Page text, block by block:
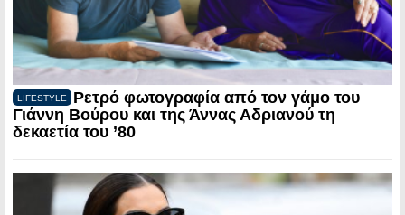
LIFESTYLE
Ρετρό φωτογραφία από τον γάμο του
Γιάννη Βούρου και της Άννας Αδριανού τη
δεκαετία του ’80